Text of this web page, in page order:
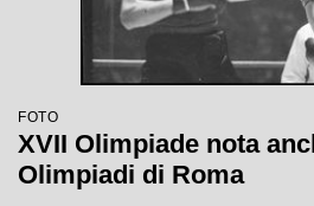
FOTO
XVII Olimpiade nota
Olimpiadi di Roma